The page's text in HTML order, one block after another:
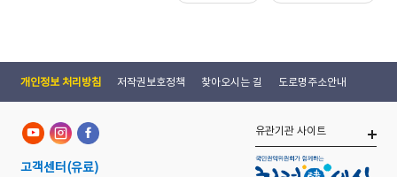
개인정보 처리방침 저작권보호정책 찾아오시는 길 도로명주소안내
고객센터 (유료)
유관기관 사이트